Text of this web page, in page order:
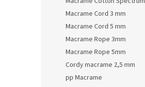
Macrame Cord 3 mm
Macrame Cord 5 mm
Macrame Rope 3mm
Macrame Rope 5mm
Cordy macrame 2,5 mm
pp Macrame